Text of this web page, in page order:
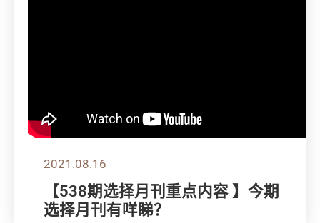
2021.08.16
【538期选择月刊重点内容 】今期
选择月刊有咩睇？